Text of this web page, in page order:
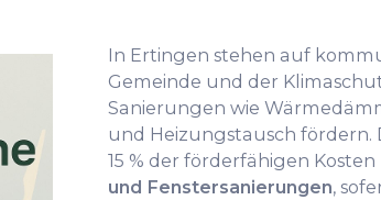
In Ertingen stehen auf
Gemeinde und der
Sanierungen wie
und Heizungstausch fördern.
15 % der förderfähigen Kosten
und Fenstersanierungen,